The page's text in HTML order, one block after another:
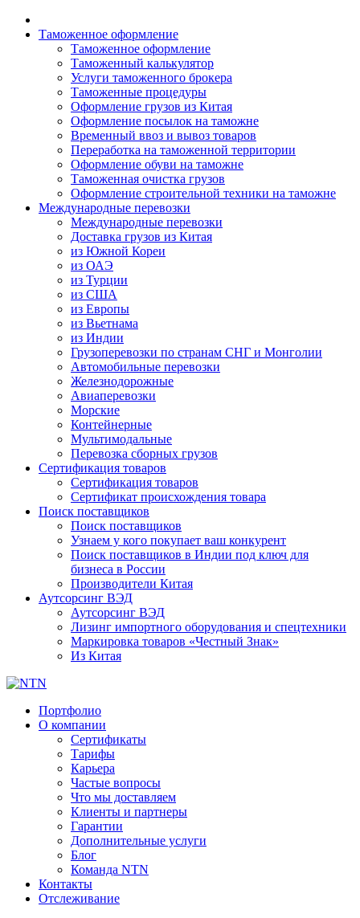
Таможенное оформление
Таможенное оформление
Таможенный калькулятор
Услуги таможенного брокера
Таможенные процедуры
Оформление грузов из Китая
Оформление посылок на таможне
Временный ввоз и вывоз товаров
Переработка на таможенной территории
Оформление обуви на таможне
Таможенная очистка грузов
Оформление строительной техники на таможне
Международные перевозки
Международные перевозки
Доставка грузов из Китая
из Южной Кореи
из ОАЭ
из Турции
из США
из Европы
из Вьетнама
из Индии
Грузоперевозки по странам СНГ и Монголии
Автомобильные перевозки
Железнодорожные
Авиаперевозки
Морские
Контейнерные
Мультимодальные
Перевозка сборных грузов
Сертификация товаров
Сертификация товаров
Сертификат происхождения товара
Поиск поставщиков
Поиск поставщиков
Узнаем у кого покупает ваш конкурент
Поиск поставщиков в Индии под ключ для
бизнеса в России
Производители Китая
Аутсорсинг ВЭД
Аутсорсинг ВЭД
Лизинг импортного оборудования и спецтехники
Маркировка товаров «Честный Знак»
Из Китая
Портфолио
О компании
Сертификаты
Тарифы
Карьера
Частые вопросы
Что мы доставляем
Клиенты и партнеры
Гарантии
Дополнительные услуги
Блог
Команда NTN
Контакты
Отслеживание